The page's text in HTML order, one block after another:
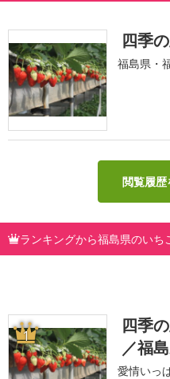
四季
福島県・
閲覧履歴
ランキングから福島県のいち
1
四季
／福
愛情いっ